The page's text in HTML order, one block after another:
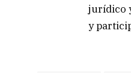
jurídico
y